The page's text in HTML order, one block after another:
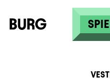
Direkt zum Inhalt